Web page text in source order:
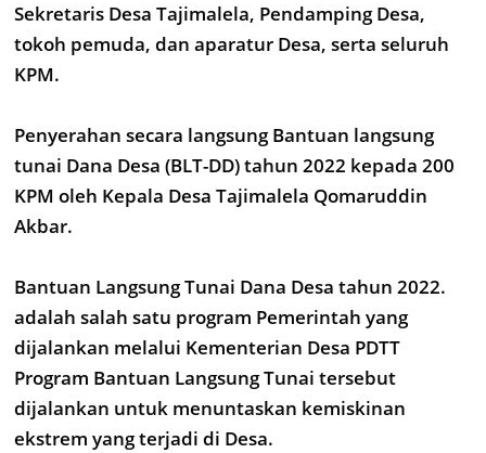
Sekretaris Desa Tajimalela, Pendamping Desa,
tokoh pemuda, dan aparatur Desa, serta seluruh
KPM.
Penyerahan secara langsung Bantuan langsung
tunai Dana Desa (BLT-DD) tahun 2022 kepada 200
KPM oleh Kepala Desa Tajimalela Qomaruddin
Akbar.
Bantuan Langsung Tunai Dana Desa tahun 2022.
adalah salah satu program Pemerintah yang
dijalankan melalui Kementerian Desa PDTT
Program Bantuan Langsung Tunai tersebut
dijalankan untuk menuntaskan kemiskinan
ekstrem yang terjadi di Desa.